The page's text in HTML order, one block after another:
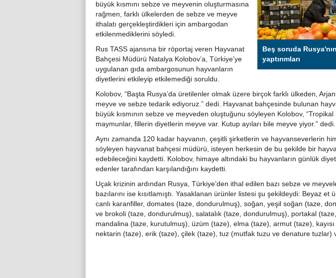
Beş soruda
yaptırımları
büyük kısmını sebze ve meyvenin oluşturmasına
rağmen, farklı ülkelerden de sebze ve meyve
ithalatı gerçekleştirdikleri için ambargodan
etkilenmediklerini söyledi.
Rus TASS ajansına bir röportaj veren Hayvanat
Bahçesi Müdürü Natalya Kolobov’a, Türkiye’ye
uygulanan gıda ambargosunun hayvanların
diyetlerini etkileyip etkilemediği soruldu.
Kolobov, “Başta Rusya’da üretilenler olmak üzere birçok farklı ülkeden,
meyve ve sebze tedarik ediyoruz.” dedi. Hayvanat bahçesinde bulunan
büyük kısmının sebze ve meyveden oluştuğunu söyleyen Kolobov,
maymunlar, fillerin diyetlerin meyve var. Kutup ayıları bile meyve yiyor.” dedi.
Aynı zamanda 120 kadar hayvanın, çeşitli şirketlerin ve hayvanseverlerin
söyleyen hayvanat bahçesi müdürü, isteyen herkesin de bu şekilde bir
edebileceğini kaydetti. Kolobov, himaye altındaki bu hayvanların günlük
edenler tarafından karşılandığını kaydetti.
Uçak krizinin ardından Rusya, Türkiye’den ithal edilen bazı sebze ve
bazılarını ise kısıtlamıştı. Yasaklanan ürünler listesi şu şekildeydi: Beyaz
canlı karanfiller, domates (taze, dondurulmuş), soğan, yeşil soğan (taze,
ve brokoli (taze, dondurulmuş), salatalık (taze, dondurulmuş), portakal
mandalina (taze, kurutulmuş), üzüm (taze), elma (taze), armut (taze),
nektarin (taze), erik (taze), çilek (taze), tuz (mutfak tuzu ve denature tuzlar)